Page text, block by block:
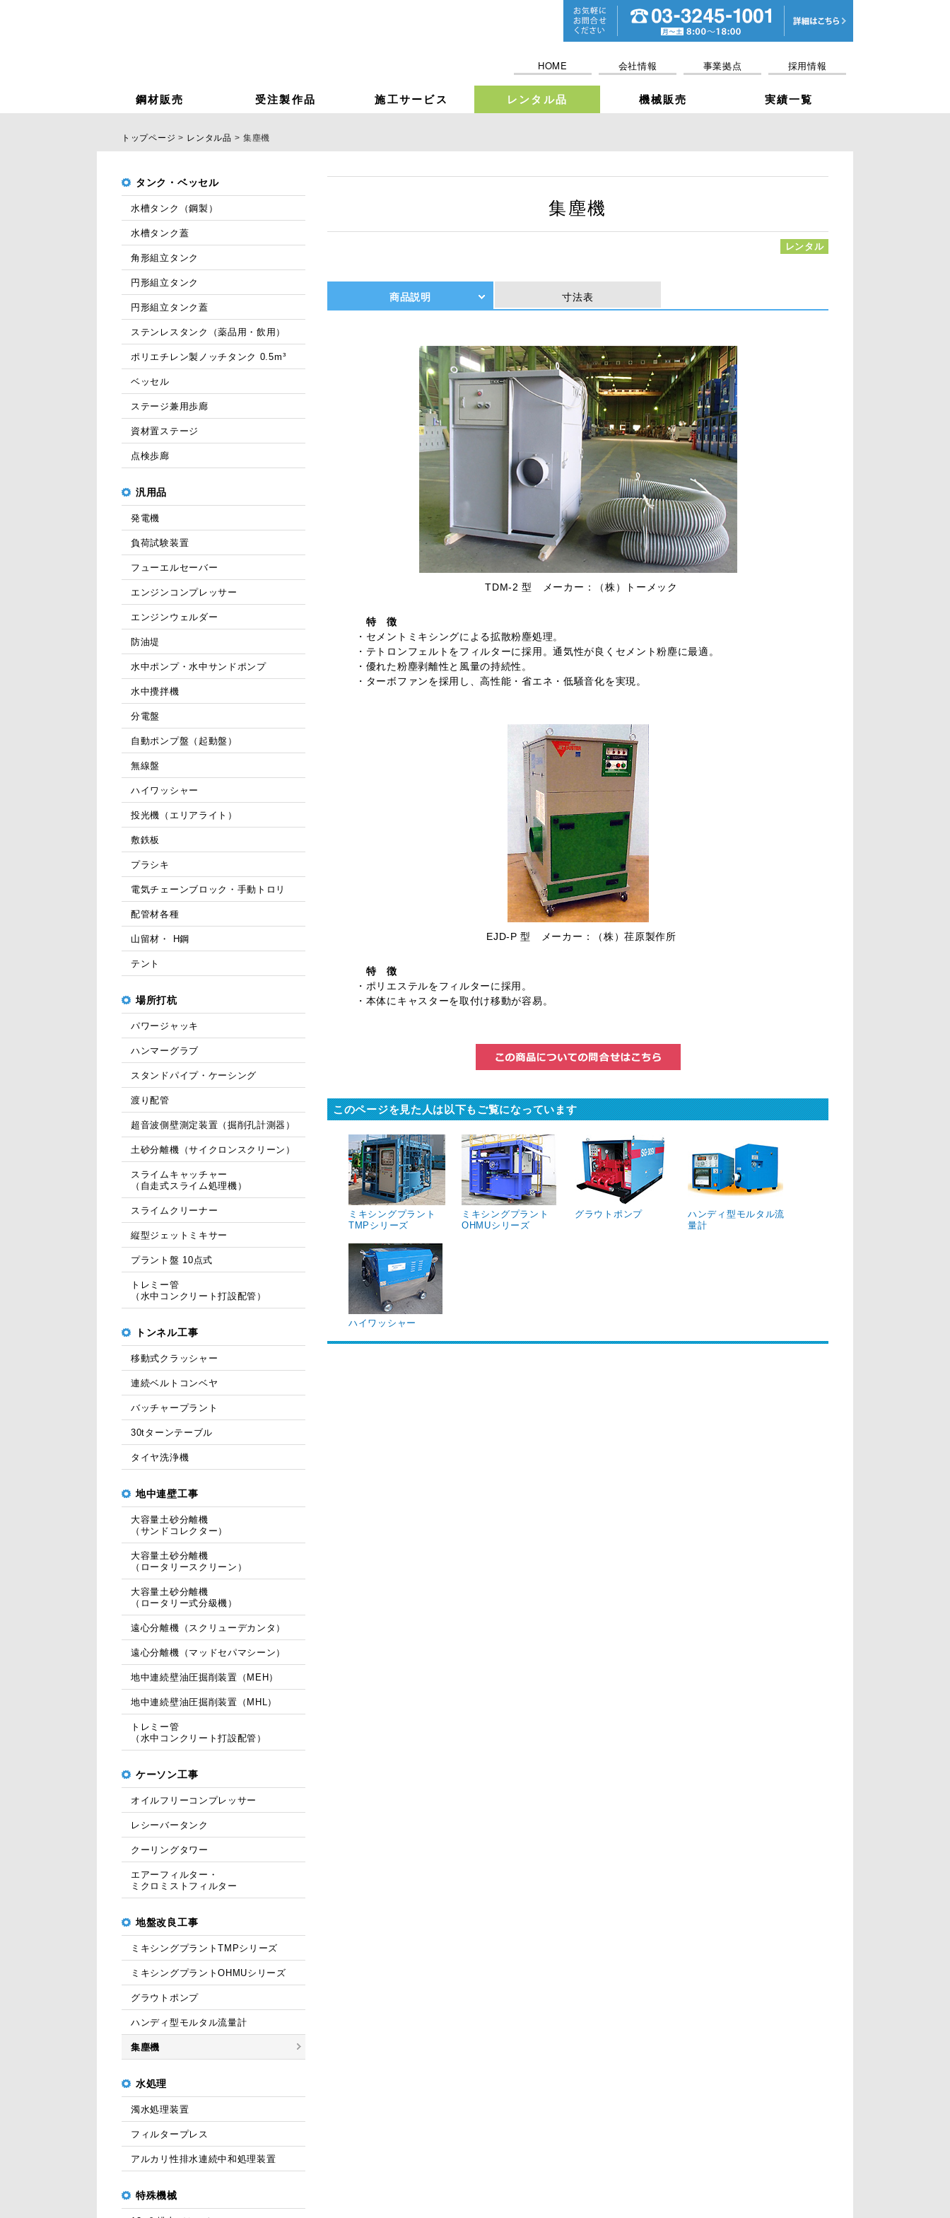
HOME 会社情報 事業拠点 採用情報
鋼材販売 受注製作品 施工サービス レンタル品 機械販売 実績一覧
トップページ レンタル品 集塵機
集塵機
レンタル
商品説明 寸法表
TDM-2 型 メーカー：（株）トーメック
特 徴
・セメントミキシングによる拡散粉塵処理。
・テトロンフェルトをフィルターに採用。通気性が良くセメント粉塵に最適。
・優れた粉塵剥離性と風量の持続性。
・ターボファンを採用し、高性能・省エネ・低騒音化を実現。
EJD-P 型 メーカー：（株）荏原製作所
特 徴
・ポリエステルをフィルターに採用。
・本体にキャスターを取付け移動が容易。
このページを見た人は以下もご覧になっています
ミキシングプラント
TMPシリーズ
ミキシングプラント
OHMUシリーズ
グラウトポンプ
ハンディ型モルタル流
量計
ハイワッシャー
タンク・ベッセル
水槽タンク（鋼製）
水槽タンク蓋
角形組立タンク
円形組立タンク
円形組立タンク蓋
ステンレスタンク（薬品用・飲用）
ポリエチレン製ノッチタンク 0.5m³
ベッセル
ステージ兼用歩廊
資材置ステージ
点検歩廊
汎用品
発電機
負荷試験装置
フューエルセーバー
エンジンコンプレッサー
エンジンウェルダー
防油堤
水中ポンプ・水中サンドポンプ
水中攪拌機
分電盤
自動ポンプ盤（起動盤）
無線盤
ハイワッシャー
投光機（エリアライト）
敷鉄板
プラシキ
電気チェーンブロック・手動トロリ
配管材各種
山留材・ H鋼
テント
場所打杭
パワージャッキ
ハンマーグラブ
スタンドパイプ・ケーシング
渡り配管
超音波側壁測定装置（掘削孔計測器）
土砂分離機（サイクロンスクリーン）
スライムキャッチャー
（自走式スライム処理機）
スライムクリーナー
縦型ジェットミキサー
プラント盤 10点式
トレミー管
（水中コンクリート打設配管）
トンネル工事
移動式クラッシャー
連続ベルトコンベヤ
バッチャープラント
30tターンテーブル
タイヤ洗浄機
地中連壁工事
大容量土砂分離機
（サンドコレクター）
大容量土砂分離機
（ロータリースクリーン）
大容量土砂分離機
（ロータリー式分級機）
遠心分離機（スクリューデカンタ）
遠心分離機（マッドセパマシーン）
地中連続壁油圧掘削装置（MEH）
地中連続壁油圧掘削装置（MHL）
トレミー管
（水中コンクリート打設配管）
ケーソン工事
オイルフリーコンプレッサー
レシーバータンク
クーリングタワー
エアーフィルター・
ミクロミストフィルター
地盤改良工事
ミキシングプラントTMPシリーズ
ミキシングプラントOHMUシリーズ
グラウトポンプ
ハンディ型モルタル流量計
集塵機
水処理
濁水処理装置
フィルタープレス
アルカリ性排水連続中和処理装置
特殊機械